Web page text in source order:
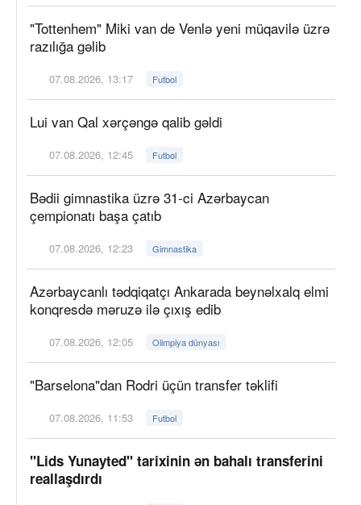
"Tottenhem" Miki van de Venlə yeni müqavilə üzrə
razılığa gəlib
07.08.2026, 13:17 Futbol
Lui van Qal xərçəngə qalib gəldi
07.08.2026, 12:45 Futbol
Bədii gimnastika üzrə 31-ci Azərbaycan
çempionatı başa çatıb
07.08.2026, 12:23 Gimnastika
Azərbaycanlı tədqiqatçı Ankarada beynəlxalq elmi
konqresdə məruzə ilə çıxış edib
07.08.2026, 12:05 Olimpiya dünyası
"Barselona"dan Rodri üçün transfer təklifi
07.08.2026, 11:53 Futbol
"Lids Yunayted" tarixinin ən bahalı transferini
reallaşdırdı